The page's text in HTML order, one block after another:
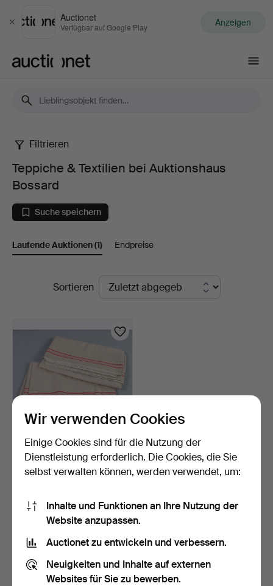
Schließen
Auctionet
Verfügbar auf Google Play Anzeigen
Teppiche
Textilien
bei
Bossard
Filtrieren
Teppiche & Textilien bei Auktionshaus
Bossard
Suche speichern
Laufende Auktionen(1) Endpreise
LaufendeSortieren
2 ALTE ROLLTÜCHER
LEINEN, Mangeltücher.
7 Tage
47 USD
Sie können auch inBeendete Auktionen aus unserem
suchen.
Wir verwenden Cookies
Einige Cookies sind für die Nutzung der
Dienstleistung erforderlich. Die Cookies, die Sie
selbst verwalten können, werden verwendet, um:
Inhalte und Funktionen an Ihre Nutzung der
Website anzupassen.
Auctionet zu entwickeln und verbessern.
Neuigkeiten und Inhalte auf externen
Websites für Sie zu bewerben.